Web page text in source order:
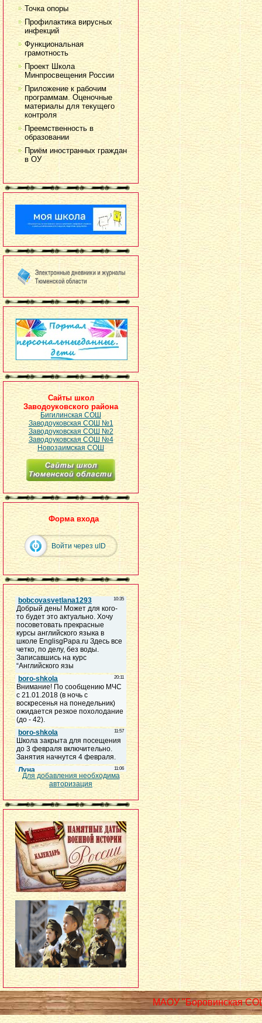
Точка опоры
Профилактика вирусных
инфекций
Функциональная
грамотность
Проект Школа
Минпросвещения России
Приложение к рабочим
программам. Оценочные
материалы для текущего
контроля
Преемственность в
образовании
Приём иностранных граждан
в ОУ
Сайты школ
Заводоуковского района
Бигилинская СОШ
Заводоуковская СОШ №1
Заводоуковская СОШ №2
Заводоуковская СОШ №4
Новозаимская СОШ
Форма входа
Войти через uID
Для добавления необходима
авторизация
МАОУ "Боровинская